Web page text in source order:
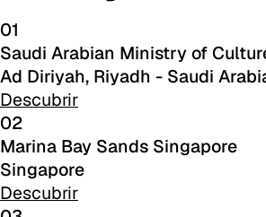
C 36C
C 37C
C 33C
C 38C
Trevi (Cat. C - Tejido)
01
Saudi Arabian Ministry of
Ad Diriyah, Riyadh - Saudi
Descubrir
02
Marina Bay Sands Singapore
Singapore
Descubrir